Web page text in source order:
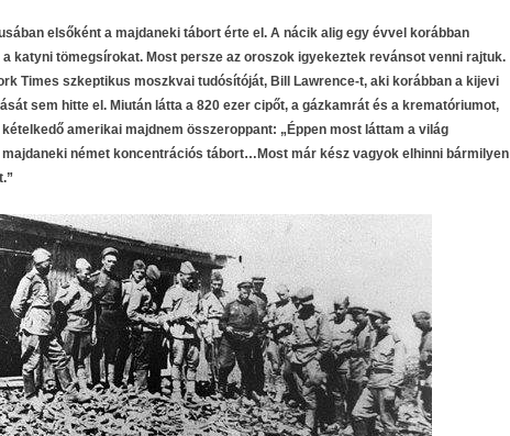
elsőként a majdaneki tábort érte el. A nácik alig egy évvel korábban
katyni tömegsírokat. Most persze az oroszok igyekeztek revánsot venni rajtuk.
Times szkeptikus moszkvai tudósítóját, Bill Lawrence-t, aki korábban a kijevi
sem hitte el. Miután látta a 820 ezer cipőt, a gázkamrát és a krematóriumot,
amerikai majdnem összeroppant: „Éppen most láttam a világ
majdaneki német koncentrációs tábort…Most már kész vagyok elhinni bármilyen